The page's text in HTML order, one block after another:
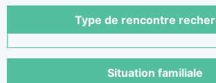
Type de rencontre
Situation familiale